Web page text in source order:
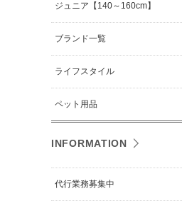
ジュニア【140～160cm】
ブランド一覧
ライフスタイル
ペット用品
INFORMATION
代行業務募集中